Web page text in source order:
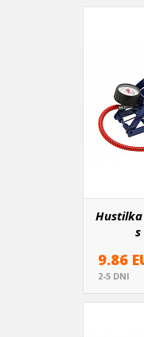
9.86
2-5 DNI